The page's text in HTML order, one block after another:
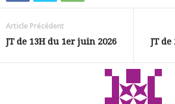
Article Précédent
JT de 13H du 1er juin 2026 JT